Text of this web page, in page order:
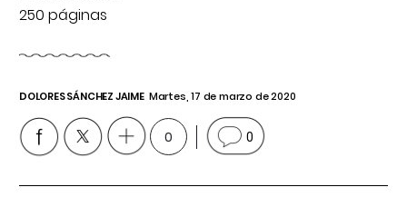
250 páginas
DOLORES SÁNCHEZ JAIME Martes, 17 de marzo de 2020
0 0